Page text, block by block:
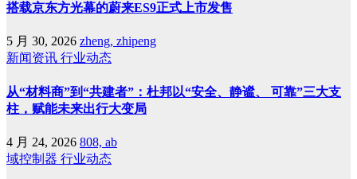
搭载京东方光幕的蔚来ES9正式上市发售
5 月 30, 2026 zheng, zhipeng
新闻资讯 行业动态
从“材料商”到“共建者”：杜邦以“安全、静谧、 可靠”三大支
柱，赋能未来出行大变局
4 月 24, 2026 808, ab
域控制器 行业动态